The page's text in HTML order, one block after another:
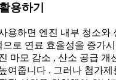
용하기
용하면 엔진 내부 청소와
으로 연료 효율성을 증가
마모 감소 , 산소 공급 개
여줍니다 . 그러나 첨가